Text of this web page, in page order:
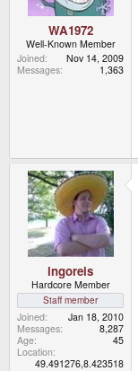
WA1972
Well-Known Member
Joined
Nov 14, 2009
Messages
1,363
ingoreis
Hardcore Member
Staff member
Joined
Jan 18, 2010
Messages
8,287
Age
45
Location
49.491276,8.423518